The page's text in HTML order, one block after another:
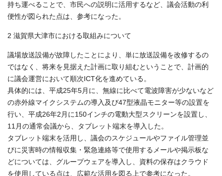
持ち運べることで、市民への説明に活用するなど、議会活動の利
便性が図られた点は、参考になった。
2 滋賀県大津市における取組みについて
議場放送設備が故障したことにより、単に放送設備を改修するの
ではなく、将来を見据えた計画に取り組むということで、計画的
に議会運営において順次ICT化を進めている。
具体的には、平成25年5月に、無線に比べて電波障害が少ないなど
の赤外線マイクシステムの導入及び47型液晶モニター等の設置を
行い、平成26年2月に150インチの電動大型スクリーンを設置し、
11月の通常会議から、タブレット端末を導入した。
タブレット端末を活用し、議会のスケジュールやファイル管理並
びに災害時の情報収集・緊急連絡等で使用するメールや掲示板な
どについては、グループウェアを導入し、資料の保存はクラウド
を使用している点は、広範な活用を図る上で参考になった。